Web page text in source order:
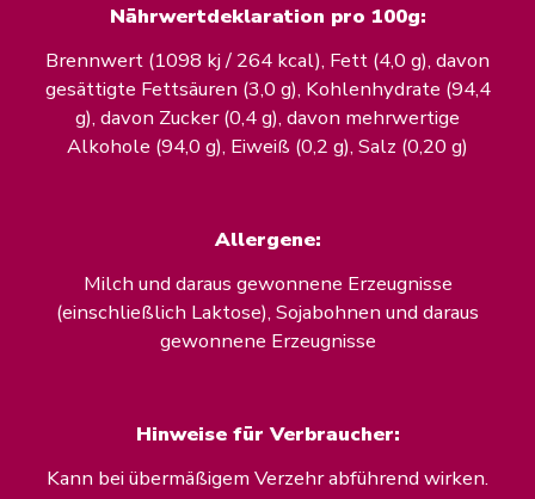
Nährwertdeklaration pro 100g:
Brennwert (1098 kj / 264 kcal), Fett (4,0 g), davon
gesättigte Fettsäuren (3,0 g), Kohlenhydrate (94,4
g), davon Zucker (0,4 g), davon mehrwertige
Alkohole (94,0 g), Eiweiß (0,2 g), Salz (0,20 g)
Allergene:
Milch und daraus gewonnene Erzeugnisse
(einschließlich Laktose), Sojabohnen und daraus
gewonnene Erzeugnisse
Hinweise für Verbraucher:
Kann bei übermäßigem Verzehr abführend wirken.